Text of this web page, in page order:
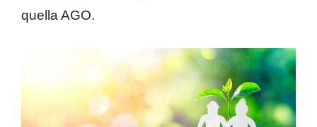
quella AGO.